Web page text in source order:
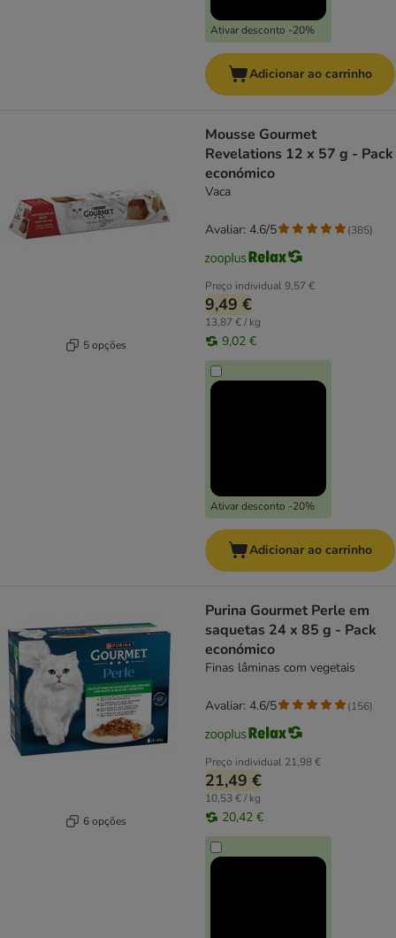
Ativar desconto -20%
Adicionar ao carrinho
5 opções
Mousse Gourmet
Revelations 12 x 57 g - Pack
económico
Vaca
Preço individual9,57 €
9,49 €
13,87 € / kg
9,02 €
Ativar desconto -20%
Avaliar: 4.6/5 (385)
Adicionar ao carrinho
6 opções
Purina Gourmet Perle em
saquetas 24 x 85 g - Pack
económico
Finas lâminas com vegetais
Preço individual 21,98 €
21,49 €
10,53 € / kg
20,42 €
Avaliar: 4.6/5 (156)